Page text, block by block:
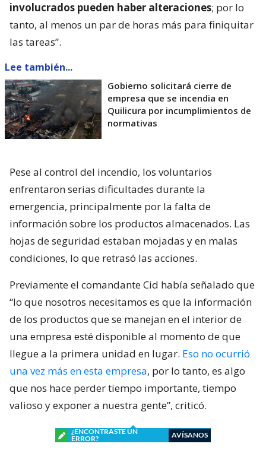
involucrados pueden haber alteraciones; por lo
tanto, al menos un par de horas más para finiquitar
las tareas”.
Lee también...
Gobierno solicitará cierre de
empresa que se incendia en
Quilicura por incumplimientos de
normativas
Pese al control del incendio, los voluntarios
enfrentaron serias dificultades durante la
emergencia, principalmente por la falta de
información sobre los productos almacenados. Las
hojas de seguridad estaban mojadas y en malas
condiciones, lo que retrasó las acciones.
Previamente el comandante Cid había señalado que
“lo que nosotros necesitamos es que la información
de los productos que se manejan en el interior de
una empresa esté disponible al momento de que
llegue a la primera unidad en lugar. Eso no ocurrió
una vez más en esta empresa, por lo tanto, es algo
que nos hace perder tiempo importante, tiempo
valioso y exponer a nuestra gente”, criticó.
¿ENCONTRASTE UN
ERROR?
AVÍSANOS